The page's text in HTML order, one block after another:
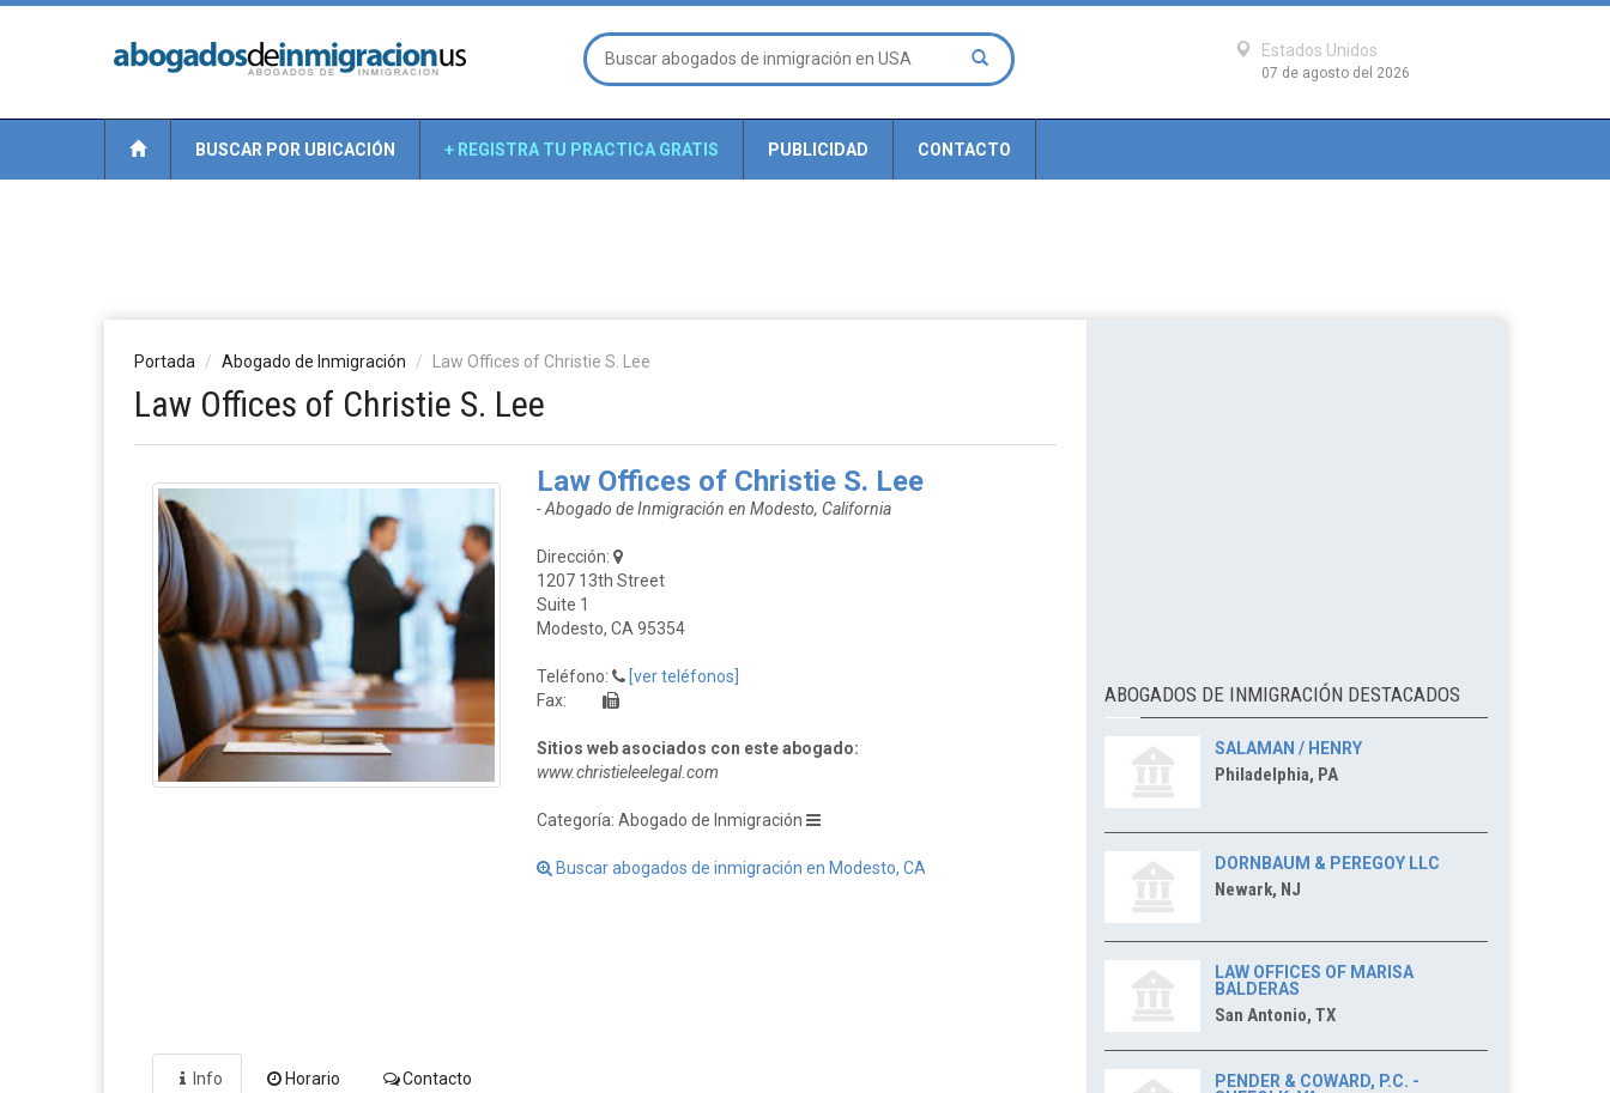
Estados Unidos
07 de agosto del 2026
BUSCAR POR UBICACIÓN + REGISTRA TU PRACTICA GRATIS PUBLICIDAD CONTACTO
Portada Abogado de Inmigración Law Offices of Christie S. Lee
Law Offices of Christie S. Lee
Law Offices of Christie S. Lee
- Abogado de Inmigración en Modesto, California
Dirección:
1207 13th Street
Suite 1
Modesto, CA 95354
Teléfono:
[ver teléfonos]
Fax:
Sitios web asociados con este abogado:
www.christieleelegal.com
Categoría: Abogado de Inmigración
Buscar abogados de inmigración en Modesto, CA
Info Horario Contacto
ABOGADOS DE INMIGRACIÓN DESTACADOS
SALAMAN / HENRY
Philadelphia, PA
DORNBAUM & PEREGOY LLC
Newark, NJ
LAW OFFICES OF MARISA
BALDERAS
San Antonio, TX
PENDER & COWARD, P.C. -